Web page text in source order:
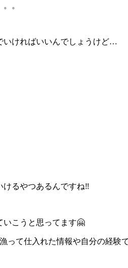
。
いければいいんでしょうけど…
けるやつあるんですね‼️
いこうと思ってます🤗
って仕入れた情報や自分の経